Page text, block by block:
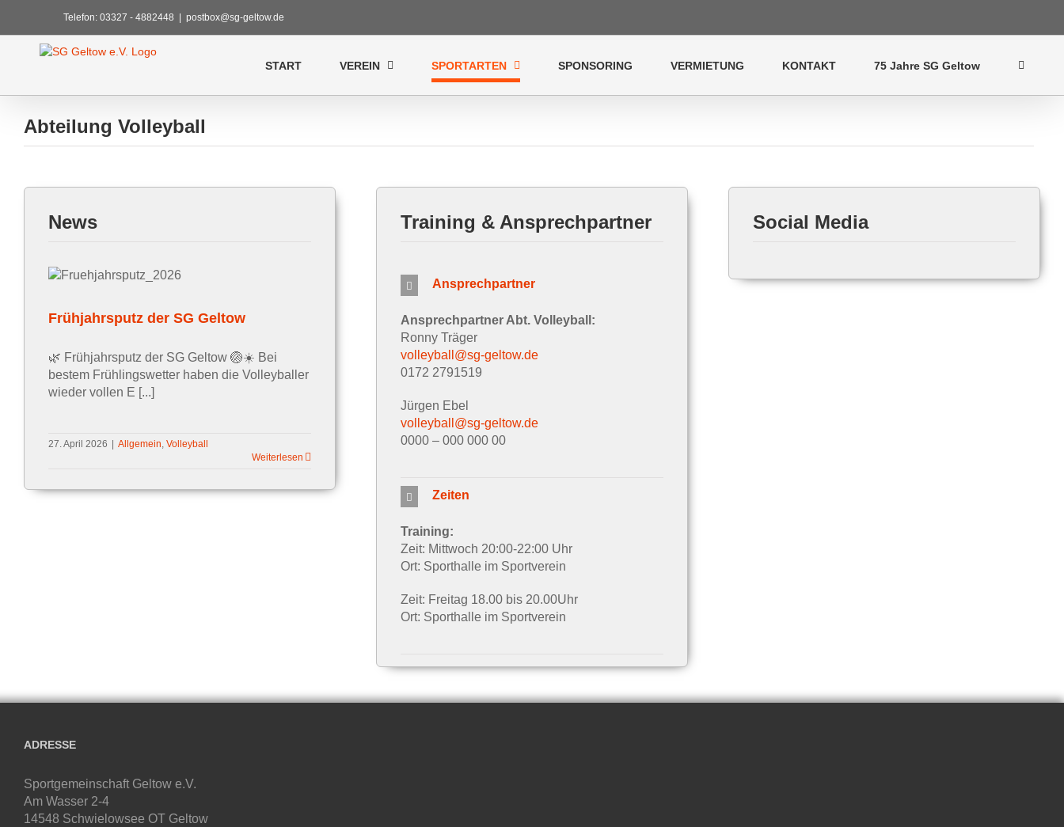
springen
Telefon: 03327 - 4882448 postbox@sg-geltow.de
START VEREIN SPORTARTEN SPONSORING VERMIETUNG KONTAKT 75 Jahre SG Geltow
Abteilung Volleyball
News
Frühjahrsputz der SG Geltow
🌿 Frühjahrsputz der SG Geltow 🏐☀️ Bei
bestem Frühlingswetter haben die Volleyballer
wieder vollen E [...]
27. April 2026 Allgemein, Volleyball
Weiterlesen
Training & Ansprechpartner
Ansprechpartner
Ansprechpartner Abt. Volleyball:
Ronny Träger
volleyball@sg-geltow.de
0172 2791519
Jürgen Ebel
volleyball@sg-geltow.de
0000 – 000 000 00
Zeiten
Training:
Zeit: Mittwoch 20:00-22:00 Uhr
Ort: Sporthalle im Sportverein
Zeit: Freitag 18.00 bis 20.00Uhr
Ort: Sporthalle im Sportverein
Social Media
ADRESSE
Sportgemeinschaft Geltow e.V.
Am Wasser 2-4
14548 Schwielowsee OT Geltow